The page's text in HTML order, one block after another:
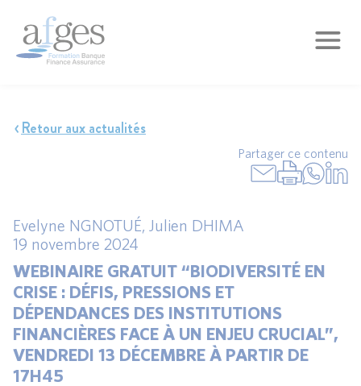
Retour aux actualités
Partager ce contenu
Evelyne NGNOTUÉ, Julien DHIMA
19 novembre 2024
WEBINAIRE GRATUIT “BIODIVERSITÉ EN
CRISE : DÉFIS, PRESSIONS ET
DÉPENDANCES DES INSTITUTIONS
FINANCIÈRES FACE À UN ENJEU CRUCIAL”,
VENDREDI 13 DÉCEMBRE À PARTIR DE
17H45